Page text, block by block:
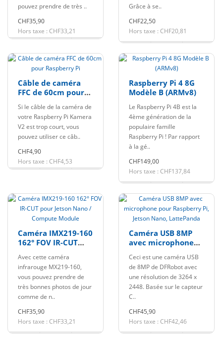
pouvez prendre de très ..
CHF35,90
Hors taxe : CHF33,21
Grâce à se..
CHF22,50
Hors taxe : CHF20,81
Câble de caméra
FFC de 60cm pour
Si le câble de la caméra de
votre Raspberry Pi Kamera
V2 est trop court, vous
pouvez utiliser ce câb..
CHF4,90
Hors taxe : CHF4,53
Raspberry Pi 4 8G
Modèle B (ARMv8)
Le Raspberry Pi 4B est la
4ème génération de la
populaire famille
Raspberry Pi ! Par rapport
à la gé..
CHF149,00
Hors taxe : CHF137,84
Caméra IMX219-160
162° FOV IR-CUT
Compute Module
Avec cette caméra
infrarouge MX219-160,
vous pouvez prendre de
très bonnes photos de jour
comme de n..
CHF35,90
Hors taxe : CHF33,21
Caméra USB 8MP
avec microphone
Jetson Nano,
LattePanda
Ceci est une caméra USB
de 8MP de DFRobot avec
une résolution de 3264 x
2448. Basée sur le capteur
C..
CHF45,90
Hors taxe : CHF42,46